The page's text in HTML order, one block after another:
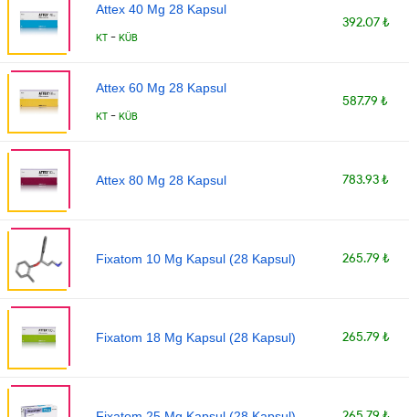
Attex 40 Mg 28 Kapsul
KT - KÜB
392.07 ₺
Attex 60 Mg 28 Kapsul
KT - KÜB
587.79 ₺
Attex 80 Mg 28 Kapsul 783.93 ₺
Fixatom 10 Mg Kapsul (28 Kapsul) 265.79 ₺
Fixatom 18 Mg Kapsul (28 Kapsul) 265.79 ₺